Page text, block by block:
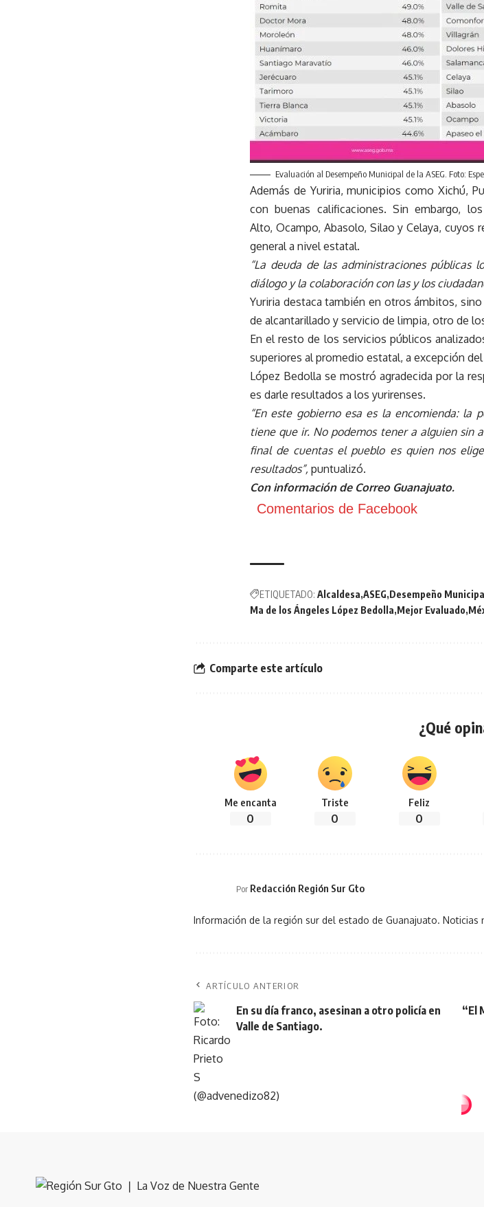
Evaluación al Desempeño Municipal de la ASEG. Foto:
Además de Yuriria, municipios como Xichú,
con buenas calificaciones. Sin embargo,
Alto, Ocampo, Abasolo, Silao y Celaya,
general a nivel estatal.
“La deuda de las administraciones públicas
diálogo y la colaboración con las y los
Yuriria destaca también en otros ámbitos,
de alcantarillado y servicio de limpia, otro de
En el resto de los servicios públicos
superiores al promedio estatal, a excepción
López Bedolla se mostró agradecida por la
es darle resultados a los yurirenses.
“En este gobierno esa es la encomienda: la
tiene que ir. No podemos tener a alguien sin
final de cuentas el pueblo es quien nos
resultados”, puntualizó.
Con información de Correo Guanajuato.
Comentarios de Facebook
ETIQUETADO: Alcaldesa ASEG Desempeño Municipal
Ma de los Ángeles López Bedolla Mejor Evaluado
Comparte este artículo
¿Qué
Me encanta
0
Triste
0
Feliz
0
Por Redacción Región Sur Gto
Información de la región sur del estado de Guanajuato. Noticias
ARTÍCULO ANTERIOR
En su día franco, asesinan a otro policía en
Valle de Santiago.
“El